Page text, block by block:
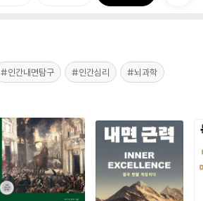
#인간내면탐구 #인간심리 #뇌과학